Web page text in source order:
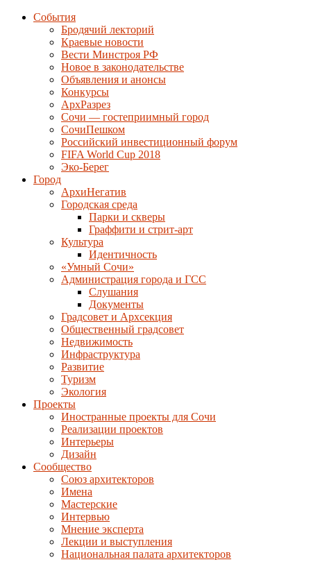
События
Бродячий лекторий
Краевые новости
Вести Минстроя РФ
Новое в законодательстве
Объявления и анонсы
Конкурсы
АрхРазрез
Сочи — гостеприимный город
СочиПешком
Российский инвестиционный форум
FIFA World Cup 2018
Эко-Берег
Город
АрхиНегатив
Городская среда
Парки и скверы
Граффити и стрит-арт
Культура
Идентичность
«Умный Сочи»
Администрация города и ГСС
Слушания
Документы
Градсовет и Архсекция
Общественный градсовет
Недвижимость
Инфраструктура
Развитие
Туризм
Экология
Проекты
Иностранные проекты для Сочи
Реализации проектов
Интерьеры
Дизайн
Сообщество
Союз архитекторов
Имена
Мастерские
Интервью
Мнение эксперта
Лекции и выступления
Национальная палата архитекторов